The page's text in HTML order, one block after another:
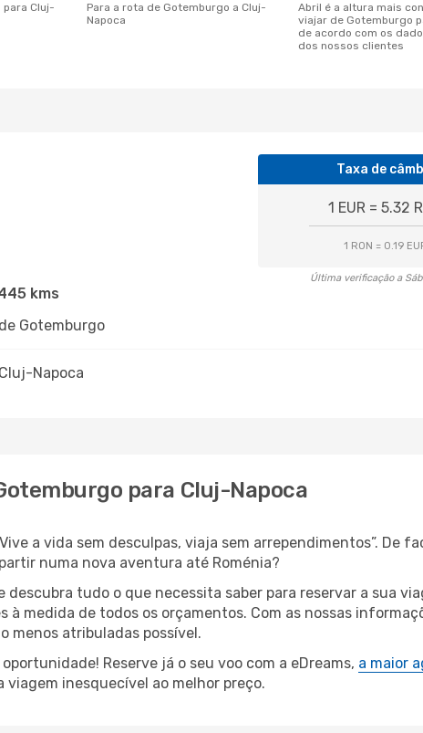
Para a rota de Gotemburgo a Cluj-
Napoca
abril é a altura mais concorrida para
viajar de Gotemburgo
de acordo com os
dos nossos clientes
Taxa de
1 EUR = 5.32
1 RON = 0.19
Última verificação a
kms
Gotemburgo
Napoca
para Cluj-Napoca
a vida sem desculpas, viaja sem arrependimentos”. De
numa nova aventura até Roménia?
descubra tudo o que necessita saber para reservar a sua
à medida de todos os orçamentos. Com as nossas
menos atribuladas possível.
Reserve já o seu voo com a eDreams, a maior
viagem inesquecível ao melhor preço.